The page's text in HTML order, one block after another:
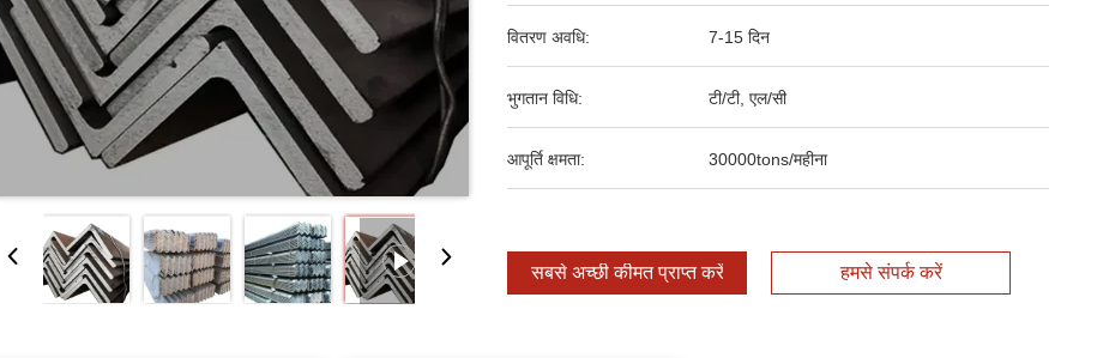
वितरण अवधि: 7-15 दिन
भुगतान विधि: टी/टी, एल/सी
आपूर्ति क्षमता: 30000tons/महीना
सबसे अच्छी कीमत प्राप्त करें हमसे संपर्क करें